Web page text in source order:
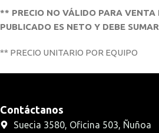
** PRECIO NO VÁLIDO PARA VENTA
PUBLICADO ES NETO Y DEBE
** PRECIO UNITARIO POR EQUIPO
Contáctanos
Suecia 3580, Oficina 503, Ñuñoa